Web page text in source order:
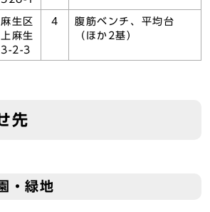
麻生区
上麻生
3-2-3
4
腹筋ベンチ、平均台
（ほか2基）
先
・緑地